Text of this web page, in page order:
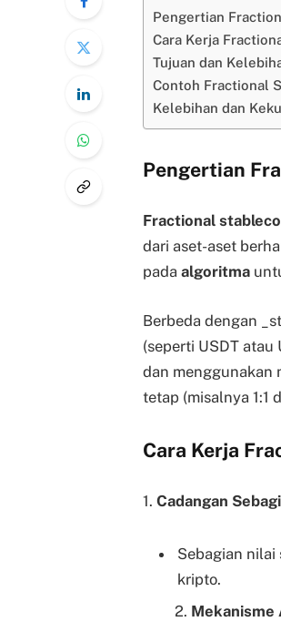
Pengertian
Cara Kerja
Tujuan dan
Contoh Fractional
Kelebihan dan
Pengertian
Fractional
dari aset-aset
pada algoritma
Berbeda dengan
(seperti USDT
dan menggunakan
tetap (misalnya 1:1
Cara Kerja
1. Cadangan
Sebagian
kripto.
2.